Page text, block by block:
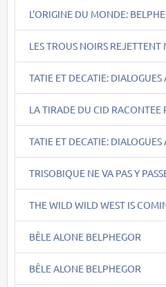
L'ORIGINE DU MONDE:
LES TROUS NOIRS REJETTENT
TATIE ET DECATIE: DIALOGUES
LA TIRADE DU CID RACONTEE
TATIE ET DECATIE: DIALOGUES
TRISOBIQUE NE VA PAS Y
THE WILD WILD WEST IS
BÊLE ALONE BELPHEGOR
BÊLE ALONE BELPHEGOR